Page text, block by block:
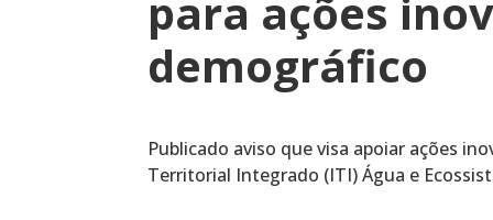
para ações
demográfico
Publicado aviso que visa apoiar ações
Territorial Integrado (ITI) Água e